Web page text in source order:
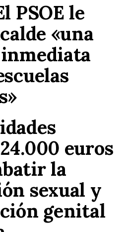
PSOE le
«una
euros
la
sexual y
genital